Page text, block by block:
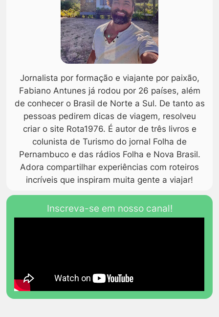
Jornalista por formação e viajante por paixão,
Fabiano Antunes já rodou por 26 países, além
de conhecer o Brasil de Norte a Sul. De tanto as
pessoas pedirem dicas de viagem, resolveu
criar o site Rota1976. É autor de três livros e
colunista de Turismo do jornal Folha de
Pernambuco e das rádios Folha e Nova Brasil.
Adora compartilhar experiências com roteiros
incríveis que inspiram muita gente a viajar!
Inscreva-se em nosso canal!